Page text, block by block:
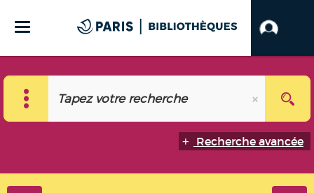
Recherche avancée